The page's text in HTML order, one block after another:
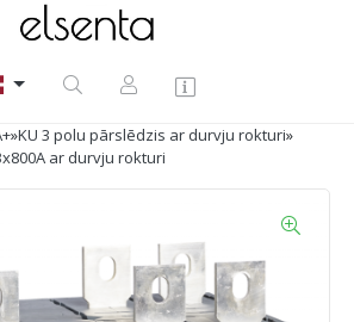
»KU 3 polu pārslēdzis ar durvju rokturi»
ar durvju rokturi